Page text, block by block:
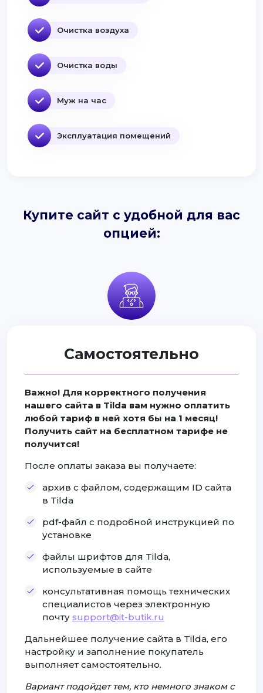
Очистка воздуха
Очистка воды
Муж на час
Эксплуатация помещений
Купите сайт с удобной для вас
опцией:
Самостоятельно
Важно! Для корректного получения
нашего сайта в Tilda вам нужно оплатить
любой тариф в ней хотя бы на 1 месяц!
Получить сайт на бесплатном тарифе не
получится!
После оплаты заказа вы получаете:
архив с файлом, содержащим ID сайта
в Tilda
pdf-файл с подробной инструкцией по
установке
файлы шрифтов для Tilda,
используемые в сайте
консультативная помощь технических
специалистов через электронную
почту support@it-butik.ru
Дальнейшее получение сайта в Tilda, его
настройку и заполнение покупатель
выполняет самостоятельно.
Вариант подойдет тем, кто немного знаком с